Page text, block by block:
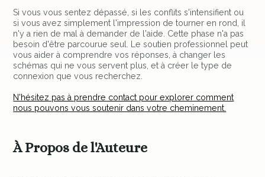
Si vous vous sentez dépassé, si les conflits s'intensifient ou
si vous avez simplement l'impression de tourner en rond, il
n'y a rien de mal à demander de l'aide. Cette phase n'a pas
besoin d'être parcourue seul. Le soutien professionnel peut
vous aider à comprendre vos réponses, à changer les
schémas qui ne vous servent plus, et à créer le type de
connexion que vous recherchez.
N'hésitez pas à prendre contact pour explorer comment
nous pouvons vous soutenir dans votre cheminement.
À Propos de l'Auteure